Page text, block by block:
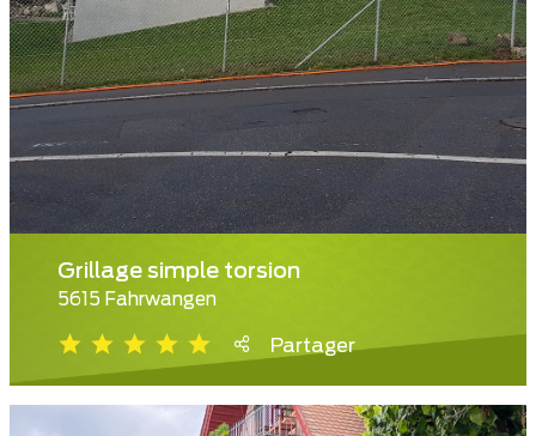
Grillage simple torsion
5615 Fahrwangen
Partager